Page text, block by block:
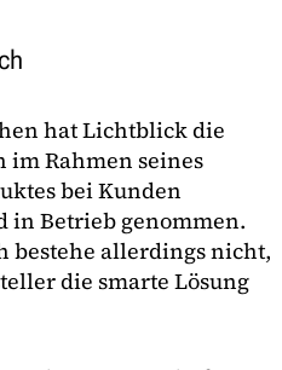
hat Lichtblick die
im Rahmen seines
bei Kunden
Betrieb genommen.
bestehe allerdings nicht,
die smarte Lösung